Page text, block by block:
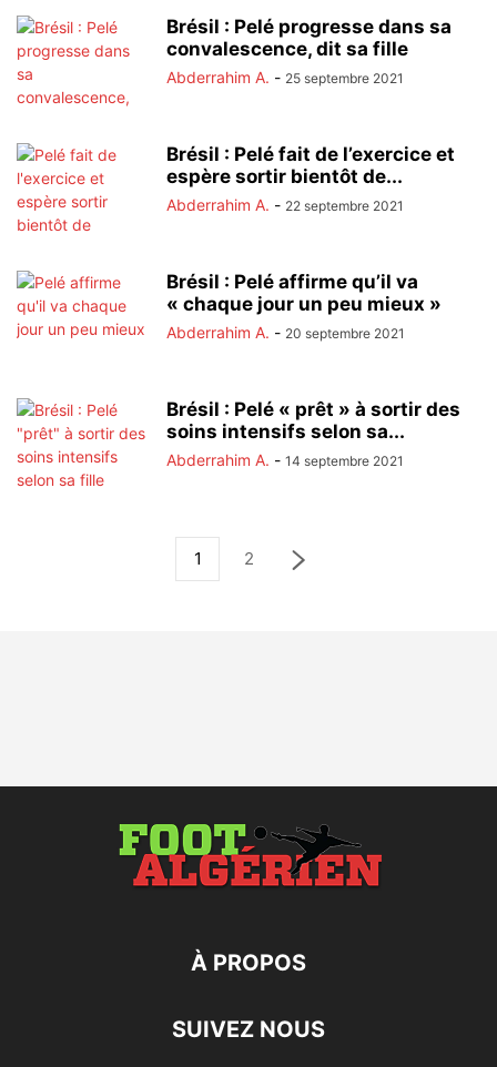
Brésil : Pelé progresse dans sa
convalescence, dit sa fille
Abderrahim A. - 25 septembre 2021
Brésil : Pelé fait de l’exercice et
espère sortir bientôt de...
Abderrahim A. - 22 septembre 2021
Brésil : Pelé affirme qu’il va
« chaque jour un peu mieux »
Abderrahim A. - 20 septembre 2021
Brésil : Pelé « prêt » à sortir des
soins intensifs selon sa...
Abderrahim A. - 14 septembre 2021
1 2
À PROPOS
SUIVEZ NOUS